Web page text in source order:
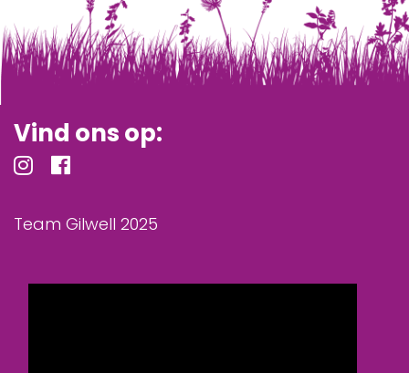
Vind ons op:
Team Gilwell 2025